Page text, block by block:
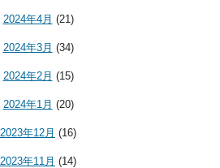
2024年4月 (21)
2024年3月 (34)
2024年2月 (15)
2024年1月 (20)
2023年12月 (16)
2023年11月 (14)